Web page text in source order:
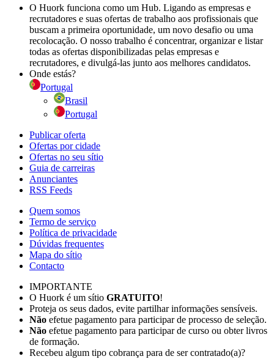
O Huork funciona como um Hub. Ligando as empresas e
recrutadores e suas ofertas de trabalho aos profissionais que
buscam a primeira oportunidade, um novo desafio ou uma
recolocação. O nosso trabalho é concentrar, organizar e listar
todas as ofertas disponibilizadas pelas empresas e
recrutadores, e divulgá-las junto aos melhores candidatos.
Onde estás?
Portugal
Brasil
Portugal
Publicar oferta
Ofertas por cidade
Ofertas no seu sítio
Guia de carreiras
Anunciantes
RSS Feeds
Quem somos
Termo de serviço
Política de privacidade
Dúvidas frequentes
Mapa do sítio
Contacto
IMPORTANTE
O Huork é um sítio GRATUITO!
Proteja os seus dados, evite partilhar informações sensíveis.
Não efetue pagamento para participar de processo de seleção.
Não efetue pagamento para participar de curso ou obter livros
de formação.
Recebeu algum tipo cobrança para de ser contratado(a)?